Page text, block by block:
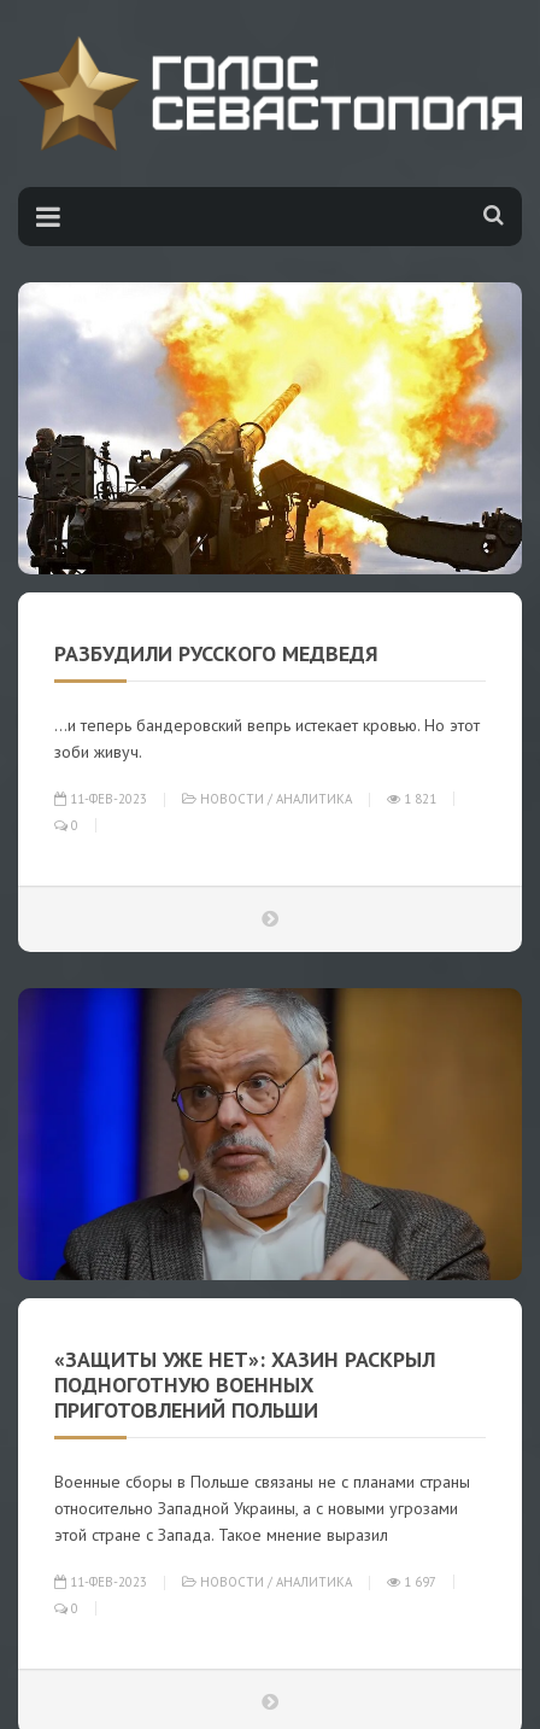
РАЗБУДИЛИ РУССКОГО МЕДВЕДЯ
…и теперь бандеровский вепрь истекает кровью. Но этот
зоби живуч.
11-ФЕВ-2023 НОВОСТИ / АНАЛИТИКА
1 821
0
«ЗАЩИТЫ УЖЕ НЕТ»: ХАЗИН РАСКРЫЛ
ПОДНОГОТНУЮ ВОЕННЫХ
ПРИГОТОВЛЕНИЙ ПОЛЬШИ
Военные сборы в Польше связаны не с планами страны
относительно Западной Украины, а с новыми угрозами
этой стране с Запада. Такое мнение выразил
11-ФЕВ-2023 НОВОСТИ / АНАЛИТИКА
1 697
0